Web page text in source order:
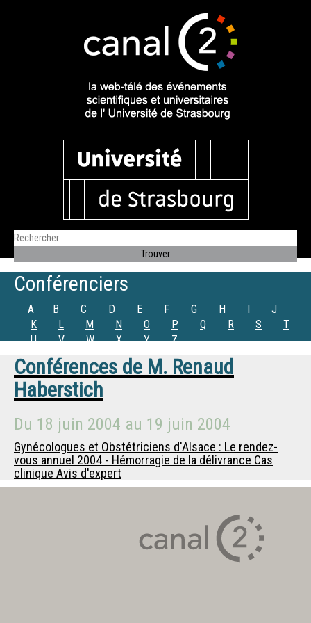
Conférenciers
A B C D E F G H I
J
K
L M N O P Q R S
T
U
V W X Y Z
Conférences de M. Renaud
Haberstich
Du 18 juin 2004 au 19 juin 2004
Gynécologues et Obstétriciens d'Alsace : Le rendez-
vous annuel 2004 - Hémorragie de la délivrance Cas
clinique Avis d'expert